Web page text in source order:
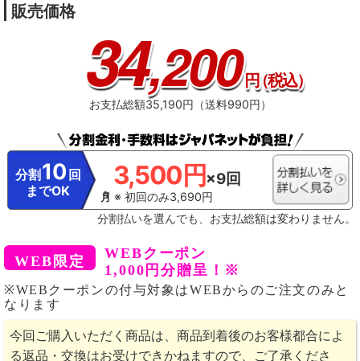
販売価格
34,200円（税込）
お支払総額35,190円（送料990円）
分割 10 回
までOK
3,500円×9回
※ 初回のみ3,690円
分割払いを選んでも、お支払総額は変わりません。
WEBクーポン
1,000円分贈呈！※
※WEBクーポンの付与対象はWEBからのご注文のみと
なります
今回ご購入いただく商品は、商品到着後のお客様都合によ
る返品・交換はお受けできかねますので、ご了承くださ